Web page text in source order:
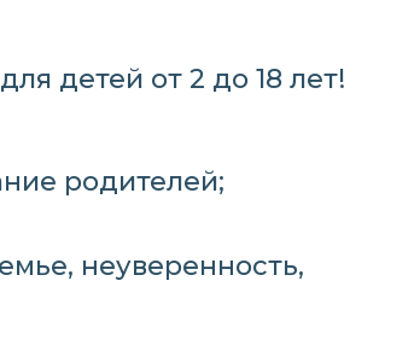
детей от 2 до 18 лет!
родителей;
неуверенность,